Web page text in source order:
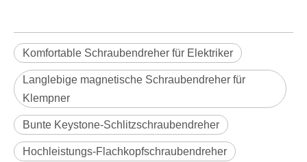
Komfortable Schraubendreher für Elektriker
Langlebige magnetische Schraubendreher für
Klempner
Bunte Keystone-Schlitzschraubendreher
Hochleistungs-Flachkopfschraubendreher